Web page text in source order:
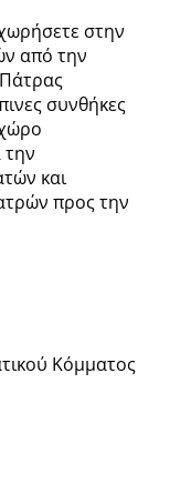
στην
από την
συνθήκες
την
και
προς την
Κόμματος